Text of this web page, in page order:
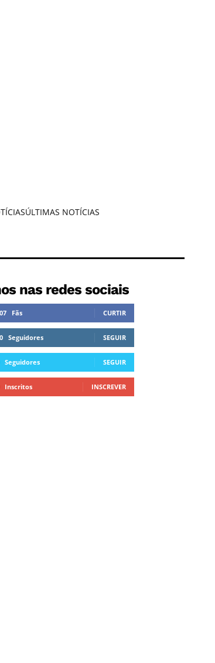
ÚLTIMAS NOTÍCIAS
nas redes sociais
Fãs CURTIR
Seguidores SEGUIR
Seguidores SEGUIR
Inscritos INSCREVER